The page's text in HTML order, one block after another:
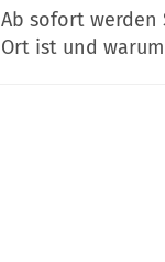
Ab sofort werden
Ort ist und